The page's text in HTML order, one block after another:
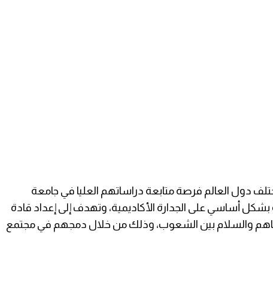
دول العالم فرصة متابعة دراساتهم العليا في جامعة
بشكل أساسي على الجدارة الأكاديمية، وتهدف إلى إعداد قادة
والسلام بين الشعوب، وذلك من خلال دمجهم في مجتمع